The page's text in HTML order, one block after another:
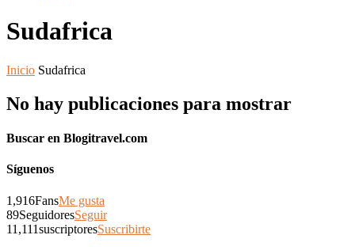
Sudafrica
Inicio Sudafrica
No hay publicaciones para mostrar
Buscar en Blogitravel.com
Síguenos
1,916FansMe gusta
89SeguidoresSeguir
11,111suscriptoresSuscribirte